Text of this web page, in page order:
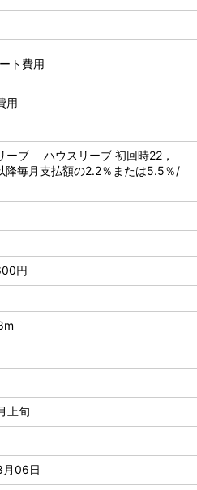
ト費用
用
ーブ ハウスリーブ 初回時22，
降毎月支払額の2.2％または5.5％/
円
上旬
06日